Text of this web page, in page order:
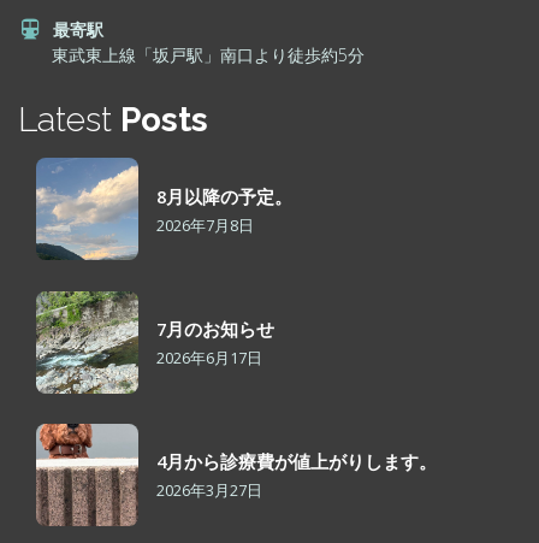
最寄駅
東武東上線「坂戸駅」南口より徒歩約5分
Latest Posts
8月以降の予定。
2026年7月8日
7月のお知らせ
2026年6月17日
4月から診療費が値上がりします。
2026年3月27日